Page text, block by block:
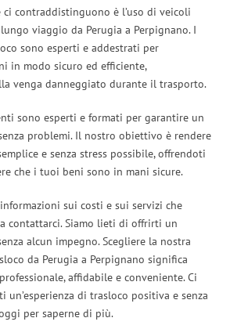
contraddistinguono è l’uso di veicoli
viaggio da Perugia a Perpignano. I
sono esperti e addestrati per
in modo sicuro ed efficiente,
venga danneggiato durante il trasporto.
sono esperti e formati per garantire un
problemi. Il nostro obiettivo è rendere
e senza stress possibile, offrendoti
che i tuoi beni sono in mani sicure.
sui costi e sui servizi che
contattarci. Siamo lieti di offrirti un
alcun impegno. Scegliere la nostra
da Perugia a Perpignano significa
affidabile e conveniente. Ci
un’esperienza di trasloco positiva e senza
per saperne di più.